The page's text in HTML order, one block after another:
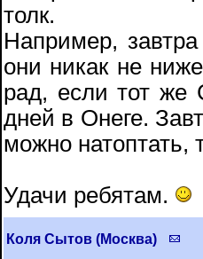
толк.
Например,
они никак не
рад, если тот же
дней в Онеге.
можно натоптать,
Удачи ребятам.
Коля Сытов (Москва)